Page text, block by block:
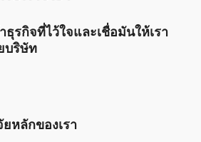
ธุรกิจที่ไว้ใจและเชื่อมันให้เรา
บริษัท
หลักของเรา